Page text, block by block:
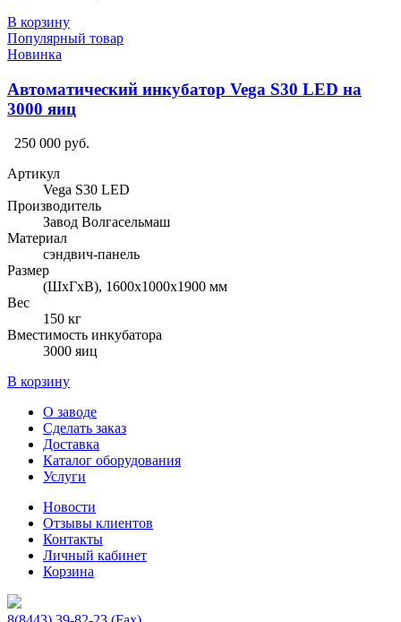
В корзину
Популярный товар
Новинка
Автоматический инкубатор Vega S30 LED на
3000 яиц
250 000 руб.
Артикул
Vega S30 LED
Производитель
Завод Волгасельмаш
Материал
сэндвич-панель
Размер
(ШхГхВ), 1600х1000х1900 мм
Вес
150 кг
Вместимость инкубатора
3000 яиц
В корзину
О заводе
Сделать заказ
Доставка
Каталог оборудования
Услуги
Новости
Отзывы клиентов
Контакты
Личный кабинет
Корзина